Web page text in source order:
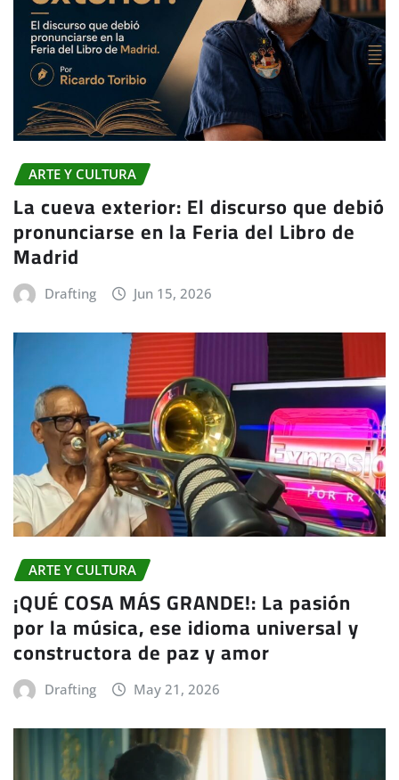
ARTE Y CULTURA
La cueva exterior: El discurso que debió
pronunciarse en la Feria del Libro de
Madrid
Drafting Jun 15, 2026
ARTE Y CULTURA
¡QUÉ COSA MÁS GRANDE!: La pasión
por la música, ese idioma universal y
constructora de paz y amor
Drafting May 21, 2026